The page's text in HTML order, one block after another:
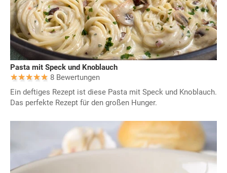
Pasta mit Speck und Knoblauch
8 Bewertungen
Ein deftiges Rezept ist diese Pasta mit Speck und Knoblauch.
Das perfekte Rezept für den großen Hunger.